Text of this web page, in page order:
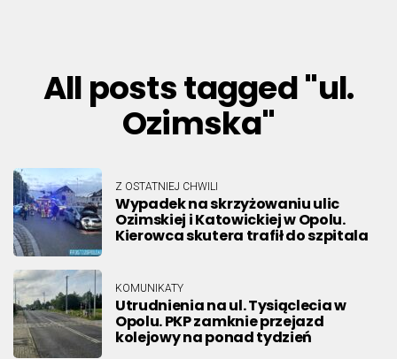
All posts tagged "ul.
Ozimska"
Z OSTATNIEJ CHWILI
Wypadek na skrzyżowaniu ulic
Ozimskiej i Katowickiej w Opolu.
Kierowca skutera trafił do szpitala
KOMUNIKATY
Utrudnienia na ul. Tysiąclecia w
Opolu. PKP zamknie przejazd
kolejowy na ponad tydzień